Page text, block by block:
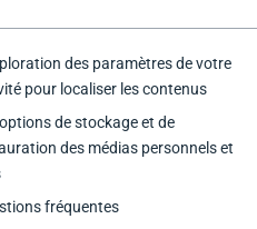
des paramètres de votre
pour localiser les contenus
de stockage et de
des médias personnels et
fréquentes